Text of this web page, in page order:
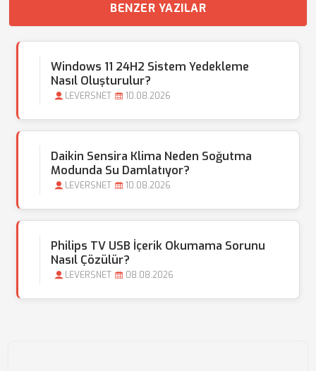
BENZER YAZILAR
Windows 11 24H2 Sistem Yedekleme
Nasıl Oluşturulur?
LEVERSNET 10.08.2026
Daikin Sensira Klima Neden Soğutma
Modunda Su Damlatıyor?
LEVERSNET 10.08.2026
Philips TV USB İçerik Okumama Sorunu
Nasıl Çözülür?
LEVERSNET 08.08.2026